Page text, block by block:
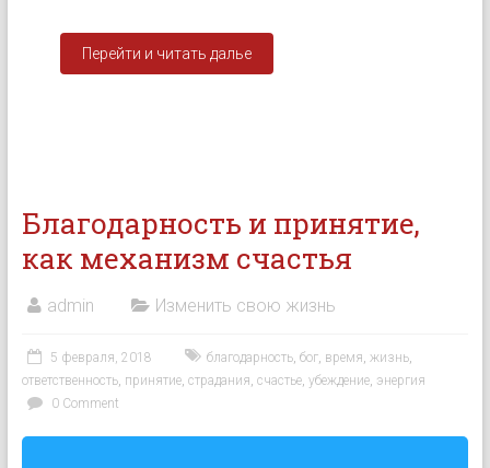
Перейти и читать далье
Благодарность и принятие,
как механизм счастья
admin Изменить свою жизнь
5 февраля, 2018 благодарность, бог, время, жизнь,
ответственность, принятие, страдания, счастье, убеждение, энергия
0 Comment